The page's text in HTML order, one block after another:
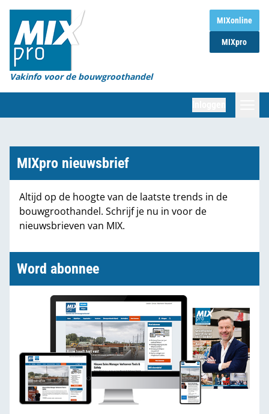
MIXonline
MIXpro
Vakinfo voor de bouwgroothandel
Home
Magazines
Organisaties
Marktcijfers
Partners
MIXpro nieuwsbrief
Altijd op de hoogte van de laatste trends in de
bouwgroothandel. Schrijf je nu in voor de
nieuwsbrieven van MIX.
Word abonnee